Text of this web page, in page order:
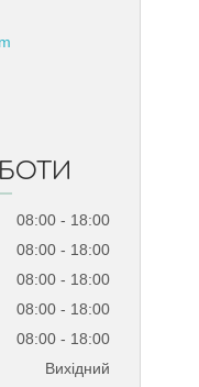
08:00
18:00
08:00
18:00
08:00
18:00
08:00
18:00
08:00
18:00
Вихідний